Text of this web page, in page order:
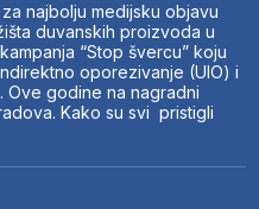
najbolju medijsku objavu
duvanskih proizvoda u
“Stop švercu” koju
oporezivanje (UIO) i
Ove godine na nagradni
Kako su svi pristigli